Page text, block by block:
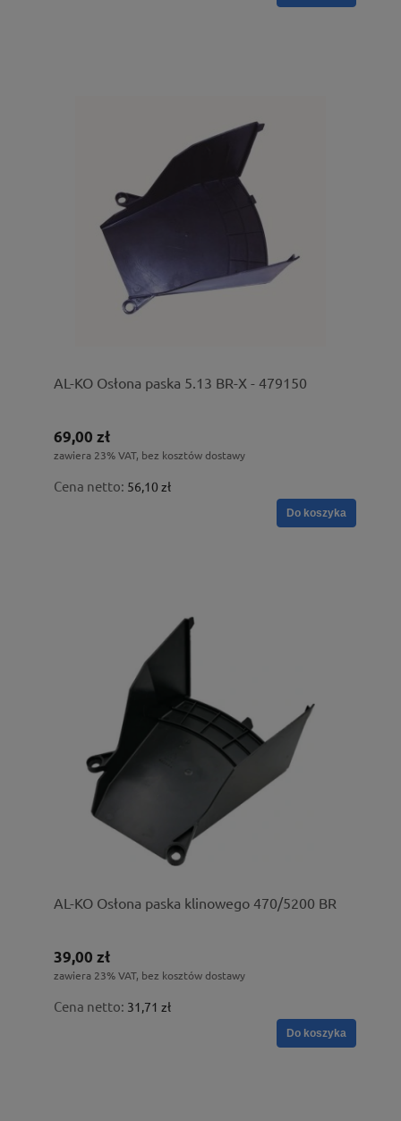
AL-KO Osłona paska 5.13 BR-X - 479150
69,00 zł
zawiera 23% VAT, bez kosztów dostawy
Cena netto: 56,10 zł
Do koszyka
AL-KO Osłona paska klinowego 470/5200 BR
39,00 zł
zawiera 23% VAT, bez kosztów dostawy
Cena netto: 31,71 zł
Do koszyka